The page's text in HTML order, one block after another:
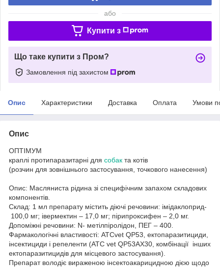
або
Купити з
Що таке купити з Пром?
Замовлення під захистом
Опис Характеристики Доставка Оплата Умови
Опис
ОПТІМУМ
краплі протипаразитарні для собак та котів
(розчин для зовнішнього застосування, точкового нанесення)
Опис: Масляниста рідина зі специфічним запахом складових
компонентів.
Склад: 1 мл препарату містить діючі речовини: імідаклоприд-
100,0 мг; івермектин – 17,0 мг; пірипроксифен – 2,0 мг.
Допоміжні речовини: N- метілпіролідон, ПЕГ – 400.
Фармакологічні властивості: ATCvet QP53, ектопаразитициди,
інсектициди і репеленти (АТС vet QP53АХ30, комбінації інших
ектопаразитицидів для місцевого застосування).
Препарат володіє вираженою інсектоакарицидною дією щодо